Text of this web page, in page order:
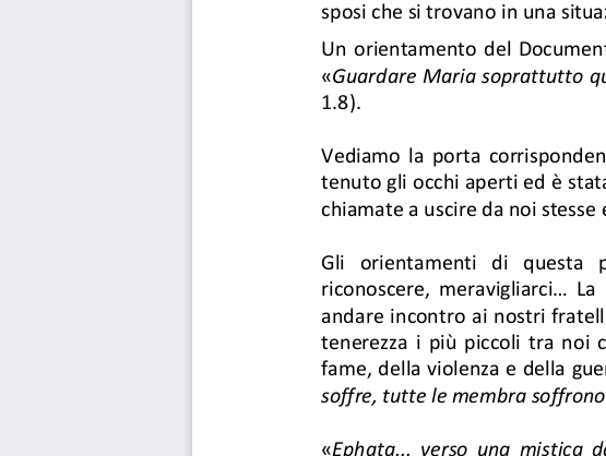
sposi che si trovano in una
Un  orientamento  del
«Guardare Maria soprattutto
1.8).
Vediamo  la  porta
tenuto gli occhi aperti ed è
chiamate a uscire da noi stesse
Gli  orientamenti  di  questa
riconoscere,  meravigliarci...
andare incontro ai nostri
tenerezza  i  più  piccoli  tra  noi
fame, della violenza e della
soffre, tutte le membra
«Ephata...  verso  una  mistica